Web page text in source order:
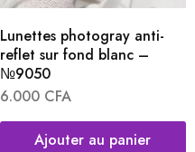
Lunettes photogray anti-
reflet sur fond blanc –
№9050
6.000 CFA
Ajouter au panier